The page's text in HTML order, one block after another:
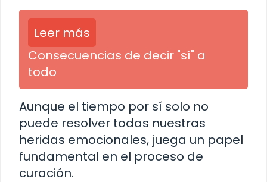
Leer más
Consecuencias de decir "sí" a
todo
Aunque el tiempo por sí solo no
puede resolver todas nuestras
heridas emocionales, juega un papel
fundamental en el proceso de
curación.